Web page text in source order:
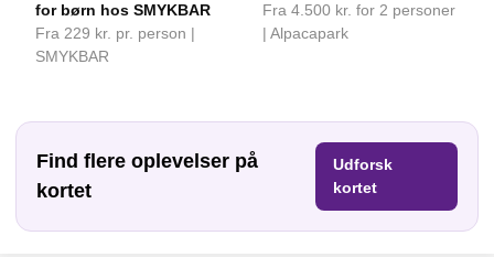
for børn hos SMYKBAR
Fra 229 kr. pr. person |
SMYKBAR
Fra 4.500 kr. for 2 personer
| Alpacapark
Find flere oplevelser på
kortet
Udforsk
kortet